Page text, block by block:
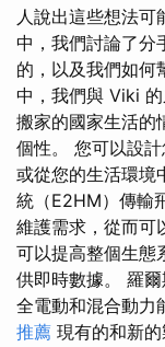
人說出這些想法可
中，我們討論了分
的，以及我們如何
中，我們與 Viki
搬家的國家生活的
個性。 您可以設
或從您的生活環境
統（E2HM）傳輸
維護需求，從而可
可以提高整個生態
供即時數據。 羅
全電動和混合動力
推薦 現有的和新